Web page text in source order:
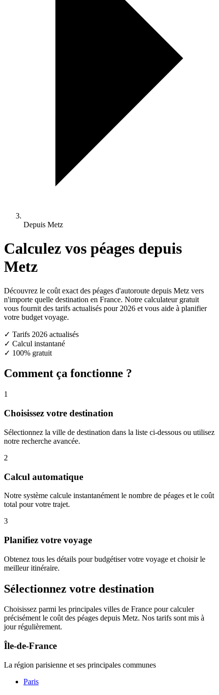
Depuis Metz
Calculez vos péages depuis
Metz
Découvrez le coût exact des péages d'autoroute depuis Metz vers
n'importe quelle destination en France. Notre calculateur gratuit
vous fournit des tarifs actualisés pour 2026 et vous aide à planifier
votre budget voyage.
✓ Tarifs 2026 actualisés
✓ Calcul instantané
✓ 100% gratuit
Comment ça fonctionne ?
1
Choisissez votre destination
Sélectionnez la ville de destination dans la liste ci-dessous ou utilisez
notre recherche avancée.
2
Calcul automatique
Notre système calcule instantanément le nombre de péages et le coût
total pour votre trajet.
3
Planifiez votre voyage
Obtenez tous les détails pour budgétiser votre voyage et choisir le
meilleur itinéraire.
Sélectionnez votre destination
Choisissez parmi les principales villes de France pour calculer
précisément le coût des péages depuis Metz. Nos tarifs sont mis à
jour régulièrement.
Île-de-France
La région parisienne et ses principales communes
Paris